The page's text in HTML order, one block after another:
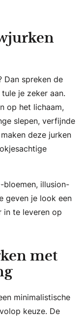
Dan spreken de
je zeker aan.
op het lichaam,
slepen, verfijnde
deze jurken
bloemen, illusion-
geven je look een
in te leveren op
met
minimalistische
keuze. De